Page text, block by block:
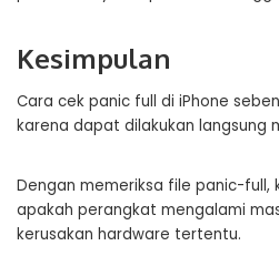
Kesimpulan
Cara cek panic full di iPhone
karena dapat dilakukan langsung
Dengan memeriksa file panic-full,
apakah perangkat mengalami
kerusakan hardware tertentu.